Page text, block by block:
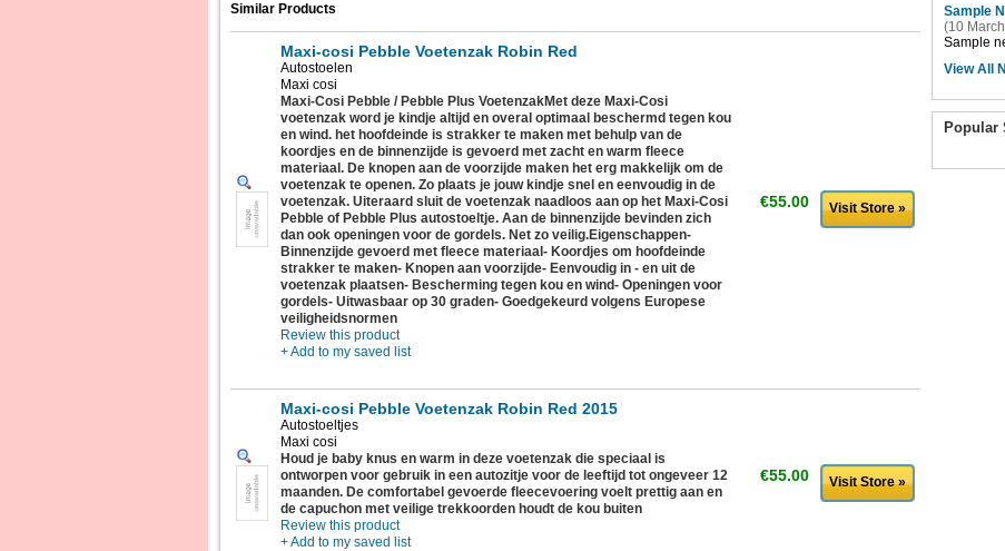
Similar Products
Maxi-cosi Pebble Voetenzak Robin Red
Autostoelen
Maxi cosi
Maxi-Cosi Pebble / Pebble Plus VoetenzakMet deze Maxi-Cosi
voetenzak word je kindje altijd en overal optimaal beschermd tegen kou
en wind. het hoofdeinde is strakker te maken met behulp van de
koordjes en de binnenzijde is gevoerd met zacht en warm fleece
materiaal. De knopen aan de voorzijde maken het erg makkelijk om de
voetenzak te openen. Zo plaats je jouw kindje snel en eenvoudig in de
voetenzak. Uiteraard sluit de voetenzak naadloos aan op het Maxi-Cosi
Pebble of Pebble Plus autostoeltje. Aan de binnenzijde bevinden zich
dan ook openingen voor de gordels. Net zo veilig.Eigenschappen-
Binnenzijde gevoerd met fleece materiaal- Koordjes om hoofdeinde
strakker te maken- Knopen aan voorzijde- Eenvoudig in - en uit de
voetenzak plaatsen- Bescherming tegen kou en wind- Openingen voor
gordels- Uitwasbaar op 30 graden- Goedgekeurd volgens Europese
veiligheidsnormen
Review this product
+ Add to my saved list
€55.00 Visit Store »
Maxi-cosi Pebble Voetenzak Robin Red 2015
Autostoeltjes
Maxi cosi
Houd je baby knus en warm in deze voetenzak die speciaal is
ontworpen voor gebruik in een autozitje voor de leeftijd tot ongeveer 12
maanden. De comfortabel gevoerde fleecevoering voelt prettig aan en
de capuchon met veilige trekkoorden houdt de kou buiten
Review this product
+ Add to my saved list
€55.00 Visit Store »
Sample
(10
Sample
View All
Popular